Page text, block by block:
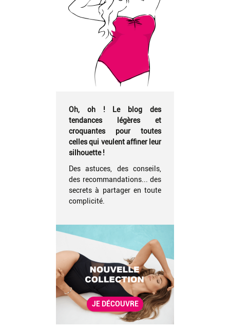
Oh, oh ! Le blog des
tendances légères et
croquantes pour toutes
celles qui veulent affiner leur
silhouette !
Des astuces, des conseils,
des recommandations... des
secrets à partager en toute
complicité.
JE DÉCOUVRE